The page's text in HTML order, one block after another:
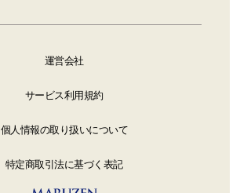
運営会社
サービス利用規約
個人情報の取り扱いについて
特定商取引法に基づく表記